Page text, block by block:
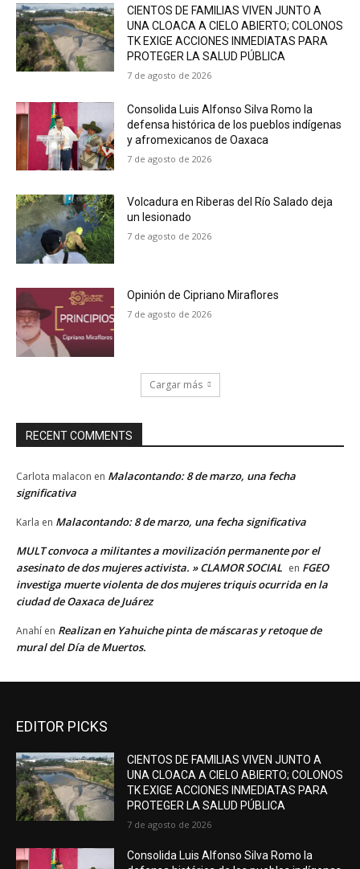
CIENTOS DE FAMILIAS VIVEN JUNTO A
UNA CLOACA A CIELO ABIERTO; COLONOS
TK EXIGE ACCIONES INMEDIATAS PARA
PROTEGER LA SALUD PÚBLICA
7 de agosto de 2026
Consolida Luis Alfonso Silva Romo la
defensa histórica de los pueblos indígenas
y afromexicanos de Oaxaca
7 de agosto de 2026
Volcadura en Riberas del Río Salado deja
un lesionado
7 de agosto de 2026
Opinión de Cipriano Miraflores
7 de agosto de 2026
Cargar más
RECENT COMMENTS
Carlota malacon en Malacontando: 8 de marzo, una fecha
significativa
Karla en Malacontando: 8 de marzo, una fecha significativa
MULT convoca a militantes a movilización permanente por el
asesinato de dos mujeres activista. » CLAMOR SOCIAL en FGEO
investiga muerte violenta de dos mujeres triquis ocurrida en la
ciudad de Oaxaca de Juárez
Anahí en Realizan en Yahuiche pinta de máscaras y retoque de
mural del Día de Muertos.
EDITOR PICKS
CIENTOS DE FAMILIAS VIVEN JUNTO A
UNA CLOACA A CIELO ABIERTO; COLONOS
TK EXIGE ACCIONES INMEDIATAS PARA
PROTEGER LA SALUD PÚBLICA
7 de agosto de 2026
Consolida Luis Alfonso Silva Romo la